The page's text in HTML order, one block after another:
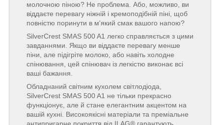
молочною піною? Не проблема. Або, можливо, ви
віддаєте перевагу ніжній і кремоподібній піні, щоб
повністю поринути в м'який смак вашого напою?
SilverCrest SMAS 500 A1 легко справляється з цими
завданнями. Якщо ви віддаєте перевагу менше
піни, але підігріте молоко, або навіть холодне
спінювання, цей спінювач із легкістю виконає всі
ваші бажання.
Обладнаний світним кухолем світлодіода,
SilverCrest SMAS 500 A1 не тільки прекрасно
функціонує, але й стане елегантним акцентом на
вашій кухні. Високоякісні матеріали та преміальне